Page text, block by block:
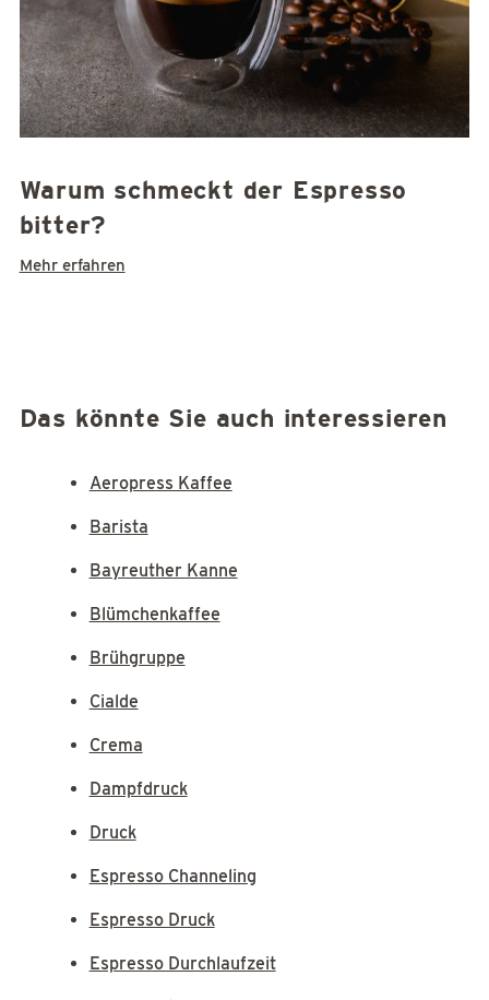
Warum schmeckt der Espresso
bitter?
Mehr erfahren
Das könnte Sie auch interessieren
Aeropress Kaffee
Barista
Bayreuther Kanne
Blümchenkaffee
Brühgruppe
Cialde
Crema
Dampfdruck
Druck
Espresso Channeling
Espresso Druck
Espresso Durchlaufzeit